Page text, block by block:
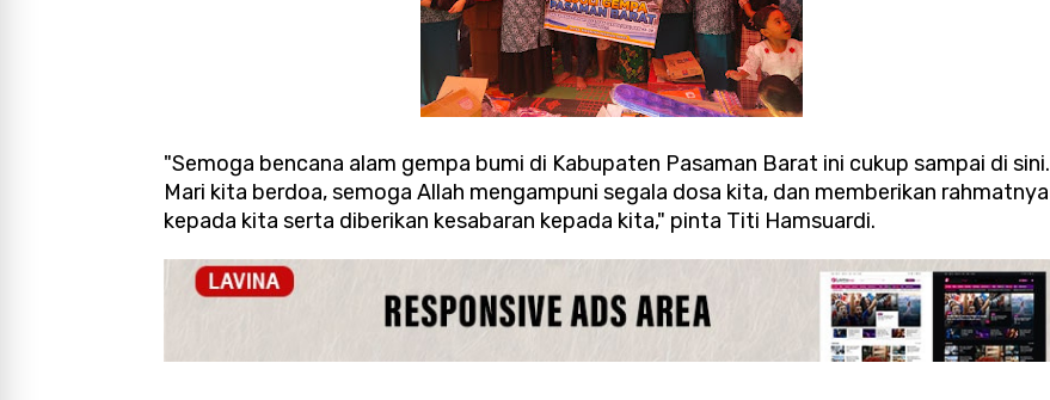
"Semoga bencana alam gempa bumi di Kabupaten Pasaman Barat ini cukup sampai di sini.
Mari kita berdoa, semoga Allah mengampuni segala dosa kita, dan memberikan rahmatnya
kepada kita serta diberikan kesabaran kepada kita," pinta Titi Hamsuardi.